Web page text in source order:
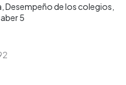
Desempeño de los colegios
5